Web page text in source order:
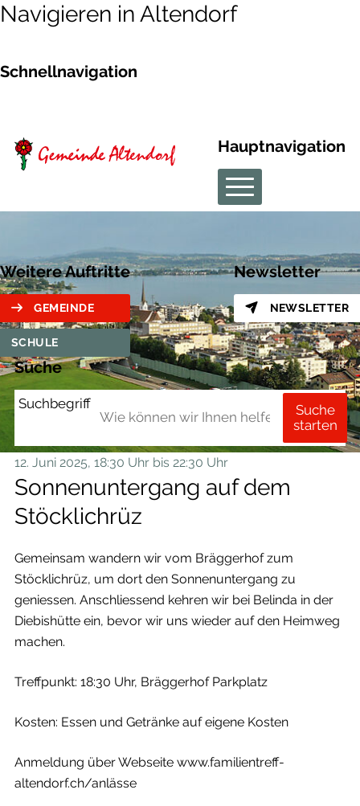
Navigieren in Altendorf
Schnellnavigation
Hauptnavigation
Weitere Auftritte
GEMEINDE
SCHULE
Newsletter
NEWSLETTER
Suche
Suchbegriff
Suche
starten
Sonnenuntergang auf dem
Stöcklichrüz
12. Juni 2025, 18:30 Uhr bis 22:30 Uhr
Gemeinsam wandern wir vom Bräggerhof zum
Stöcklichrüz, um dort den Sonnenuntergang zu
geniessen. Anschliessend kehren wir bei Belinda in der
Diebishütte ein, bevor wir uns wieder auf den Heimweg
machen.
Treffpunkt: 18:30 Uhr, Bräggerhof Parkplatz
Kosten: Essen und Getränke auf eigene Kosten
Anmeldung über Webseite www.familientreff-
altendorf.ch/anlässe